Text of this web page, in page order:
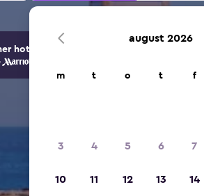
hotell- og overnattingsalternativer.
august 2026
m t o t f
3 4 5 6 7
10 11 12 13 14